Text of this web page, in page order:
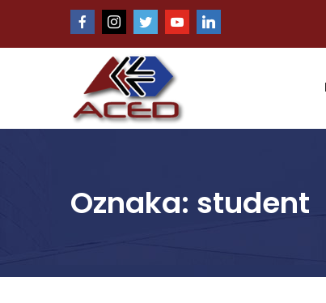
Oznaka: student